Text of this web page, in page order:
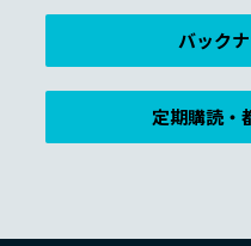
バック
定期購読・